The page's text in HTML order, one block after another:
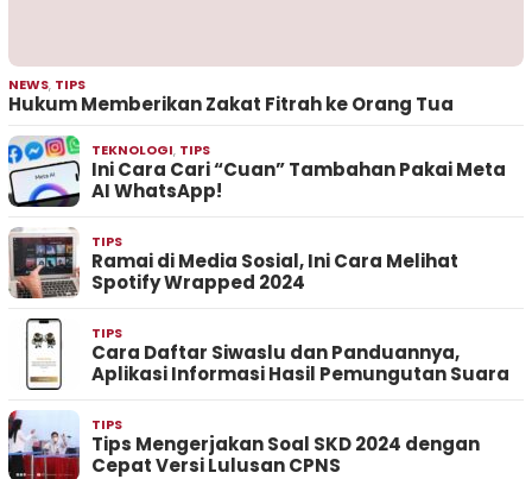
NEWS, TIPS
Hukum Memberikan Zakat Fitrah ke Orang Tua
TEKNOLOGI, TIPS
Ini Cara Cari “Cuan” Tambahan Pakai Meta
AI WhatsApp!
TIPS
Ramai di Media Sosial, Ini Cara Melihat
Spotify Wrapped 2024
TIPS
Cara Daftar Siwaslu dan Panduannya,
Aplikasi Informasi Hasil Pemungutan Suara
TIPS
Tips Mengerjakan Soal SKD 2024 dengan
Cepat Versi Lulusan CPNS